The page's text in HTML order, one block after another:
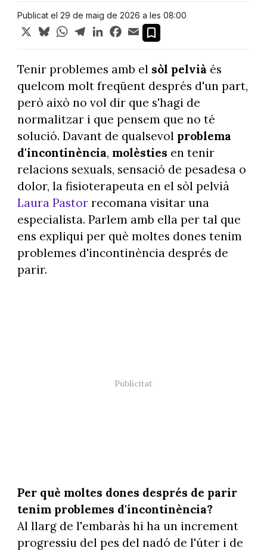
Publicat el 29 de maig de 2026 a les 08:00
X BlueskyWhatsApp
TelegramLinkedInFacebook
Email
Tenir problemes amb el sòl pelvià és
quelcom molt freqüent després d'un part,
però això no vol dir que s'hagi de
normalitzar i que pensem que no té
solució. Davant de qualsevol problema
d'incontinència, molèsties en tenir
relacions sexuals, sensació de pesadesa o
dolor, la fisioterapeuta en el sòl pelvià
Laura Pastorrecomana visitar una
especialista. Parlem amb ella per tal que
ens expliqui per què moltes dones tenim
problemes d'incontinència després de
parir.
Per què moltes dones després de parir
tenim problemes d'incontinència?
Al llarg de l'embaràs hi ha un increment
progressiu del pes del nadó de l'úter i de